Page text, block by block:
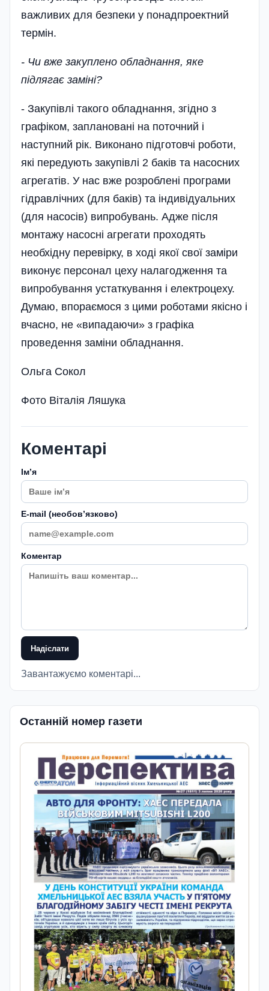
важливих для безпеки у понадпроектний
термін.
- Чи вже закуплено обладнання, яке
підлягає заміні?
- Закупівлі такого обладнання, згідно з
графіком, заплановані на поточний і
наступний рік. Виконано підготовчі роботи,
які передують закупівлі 2 баків та насосних
агрегатів. У нас вже розроблені програми
гідравлічних (для баків) та індивідуальних
(для насосів) випробувань. Адже після
монтажу насосні агрегати проходять
необхідну перевірку, в ході якої свої заміри
виконує персонал цеху налагодження та
випробування устаткування і електроцеху.
Думаю, впораємося з цими роботами якісно і
вчасно, не «випадаючи» з графіка
проведення заміни обладнання.
Ольга Сокол
Фото Віталія Ляшука
Коментарі
Імʼя
E-mail (необовʼязково)
Коментар
Надіслати
Завантажуємо коментарі...
Останній номер газети